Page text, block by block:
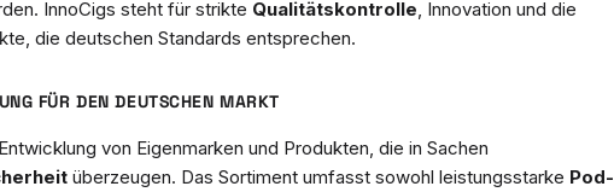
InnoCigs steht für strikte Qualitätskontrolle , Innovation und die
die deutschen Standards entsprechen.
FÜR DEN DEUTSCHEN MARKT
von Eigenmarken und Produkten, die in Sachen
überzeugen. Das Sortiment umfasst sowohl leistungsstarke Pod-